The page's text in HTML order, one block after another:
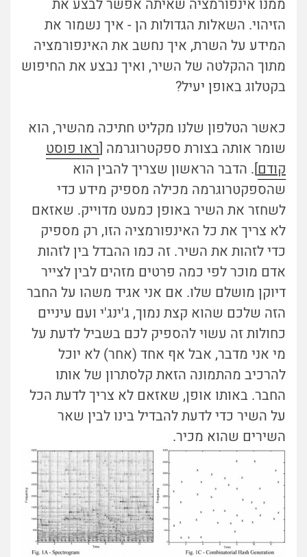
ממנו אינפורמציה שאיתה אפשר לבצע את
הזיהוי. השאלות הגדולות הן - איך נשמור את
המידע על השרת, איך נחשב את האינפורמציה
מתוך ההקלטה של השיר, ואיך נבצע את החיפוש
בקטלוג באופן יעיל?
כאשר הטלפון שלנו מקליט חתיכה מהשיר, הוא
שומר אותה בצורת ספקטרוגרמה [ראו פוסט
קודם]. הדבר הראשון שצריך להבין הוא
שהספקטרוגרמה מכילה מספיק מידע כדי
לשחזר את השיר באופן כמעט מדוייק. שאזאם
לא צריך את כל האינפורמציה הזו, רק מספיק
כדי לזהות את השיר. זה כמו ההבדל בין לזהות
אדם מוכר לפי כמה פרטים מזהים לבין לצייר
דיוקן מושלם שלו. אם אני אגיד משהו על החבר
הזה שלכם שהוא קצת נמוך, ג'ינג'י ועם עיניים
כחולות זה עשוי להספיק לכם בשביל לדעת על
מי אני מדבר, אבל אף אחד (אחר) לא יוכל
להרכיב מהתמונה הזאת קלסתרון של אותו
החבר. באותו אופן, שאזאם לא צריך לדעת הכל
על השיר כדי לדעת להבדיל בינו לבין שאר
השירים שהוא מכיר.